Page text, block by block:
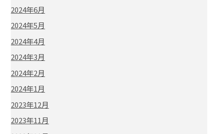
2024年6月
2024年5月
2024年4月
2024年3月
2024年2月
2024年1月
2023年12月
2023年11月